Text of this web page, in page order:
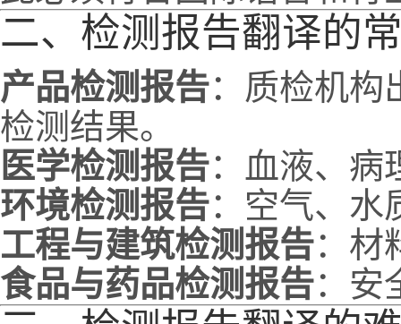
二、检测报告翻译的
产品检测报告：质检机构
检测结果。
医学检测报告：血液、病
环境检测报告：空气、水
工程与建筑检测报告：材
食品与药品检测报告：安